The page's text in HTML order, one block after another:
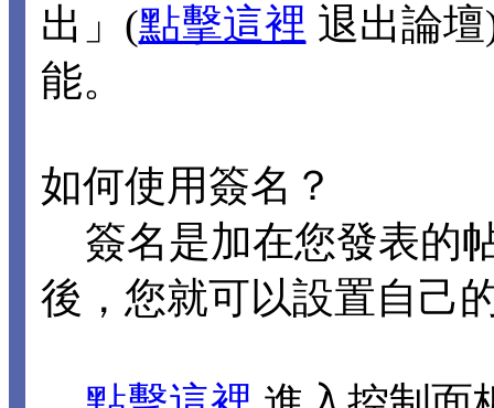
出」(點擊這裡 退出論
能。
如何使用簽名？
簽名是加在您發表的
後，您就可以設置自己